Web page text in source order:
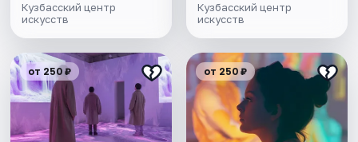
Кузбасский центр
искусств
Кузбасский центр
искусств
от 250 ₽ от 250 ₽